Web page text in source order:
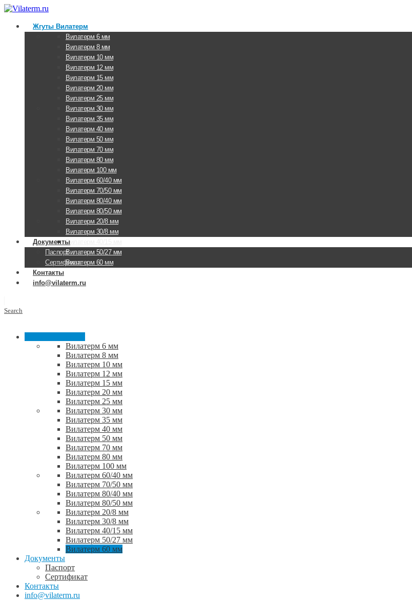
Жгуты Вилатерм
Вилатерм 6 мм
Вилатерм 8 мм
Вилатерм 10 мм
Вилатерм 12 мм
Вилатерм 15 мм
Вилатерм 20 мм
Вилатерм 25 мм
Вилатерм 30 мм
Вилатерм 35 мм
Вилатерм 40 мм
Вилатерм 50 мм
Вилатерм 70 мм
Вилатерм 80 мм
Вилатерм 100 мм
Вилатерм 60/40 мм
Вилатерм 70/50 мм
Вилатерм 80/40 мм
Вилатерм 80/50 мм
Вилатерм 20/8 мм
Вилатерм 30/8 мм
Вилатерм 40/15 мм
Вилатерм 50/27 мм
Вилатерм 60 мм
Документы
Паспорт
Сертификат
Контакты
info@vilaterm.ru
Search
Вилатерм 6 мм
Вилатерм 8 мм
Вилатерм 10 мм
Вилатерм 12 мм
Вилатерм 15 мм
Вилатерм 20 мм
Вилатерм 25 мм
Вилатерм 30 мм
Вилатерм 35 мм
Вилатерм 40 мм
Вилатерм 50 мм
Вилатерм 70 мм
Вилатерм 80 мм
Вилатерм 100 мм
Вилатерм 60/40 мм
Вилатерм 70/50 мм
Вилатерм 80/40 мм
Вилатерм 80/50 мм
Вилатерм 20/8 мм
Вилатерм 30/8 мм
Вилатерм 40/15 мм
Вилатерм 50/27 мм
Вилатерм 60 мм
Документы
Паспорт
Сертификат
Контакты
info@vilaterm.ru